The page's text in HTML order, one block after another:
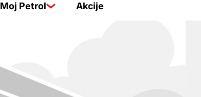
Moj Petrol Akcije